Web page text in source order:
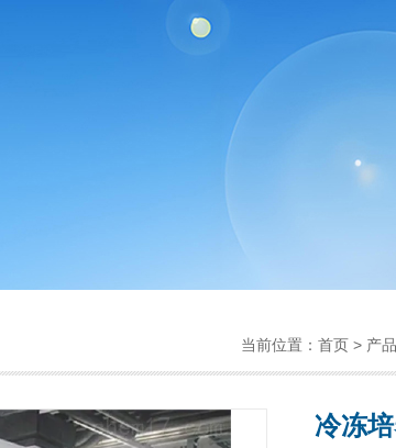
当前位置： 首页 > 产
冷冻